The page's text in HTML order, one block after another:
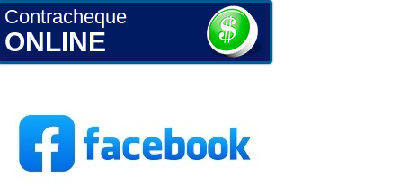
Contracheque
ONLINE